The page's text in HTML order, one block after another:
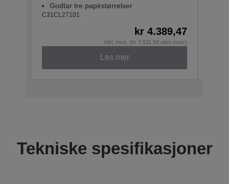
Godtar tre papirstørrelser
C31CL27101
kr 4.389,47
inkl. mva. (kr 3.511,58 uten mva.)
Les mer
Tekniske spesifikasjoner